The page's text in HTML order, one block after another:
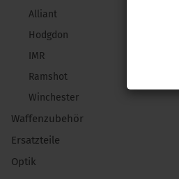
Alliant
Hodgdon
IMR
Ramshot
Winchester
Waffenzubehör
Ersatzteile
Optik